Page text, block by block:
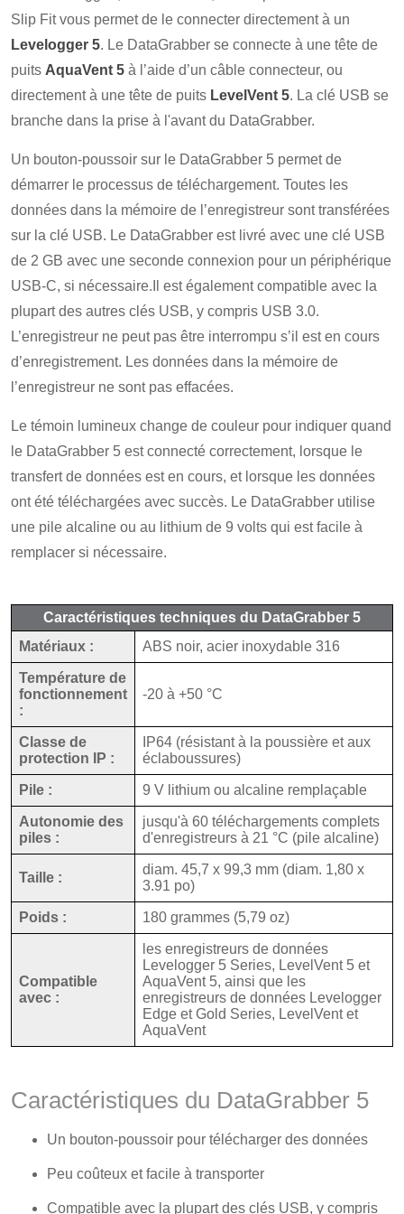
Slip Fit vous permet de le connecter directement à un
Levelogger 5. Le DataGrabber se connecte à une tête de
puits AquaVent 5 à l’aide d’un câble connecteur, ou
directement à une tête de puits LevelVent 5. La clé USB se
branche dans la prise à l'avant du DataGrabber.
Un bouton-poussoir sur le DataGrabber 5 permet de
démarrer le processus de téléchargement. Toutes les
données dans la mémoire de l’enregistreur sont transférées
sur la clé USB. Le DataGrabber est livré avec une clé USB
de 2 GB avec une seconde connexion pour un périphérique
USB-C, si nécessaire.Il est également compatible avec la
plupart des autres clés USB, y compris USB 3.0.
L’enregistreur ne peut pas être interrompu s’il est en cours
d’enregistrement. Les données dans la mémoire de
l’enregistreur ne sont pas effacées.
Le témoin lumineux change de couleur pour indiquer quand
le DataGrabber 5 est connecté correctement, lorsque le
transfert de données est en cours, et lorsque les données
ont été téléchargées avec succès. Le DataGrabber utilise
une pile alcaline ou au lithium de 9 volts qui est facile à
remplacer si nécessaire.
Caractéristiques techniques du DataGrabber 5
Matériaux :
ABS noir, acier inoxydable 316
Température de
fonctionnement
:
-20 à +50 °C
Classe de
protection IP :
IP64 (résistant à la poussière et aux
éclaboussures)
Pile : 9 V lithium ou alcaline remplaçable
Autonomie des
piles :
jusqu'à 60 téléchargements complets
d'enregistreurs à 21 °C (pile alcaline)
Taille :
diam. 45,7 x 99,3 mm (diam. 1,80 x
3.91 po)
Poids : 180 grammes (5,79 oz)
Compatible
avec :
les enregistreurs de données
Levelogger 5 Series, LevelVent 5 et
AquaVent 5, ainsi que les
enregistreurs de données Levelogger
Edge et Gold Series, LevelVent et
AquaVent
Caractéristiques du DataGrabber 5
Un bouton-poussoir pour télécharger des données
Peu coûteux et facile à transporter
Compatible avec la plupart des clés USB, y compris